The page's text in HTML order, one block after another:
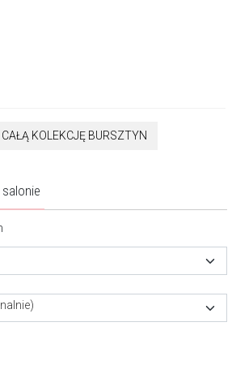
KOLEKCJĘ BURSZTYN